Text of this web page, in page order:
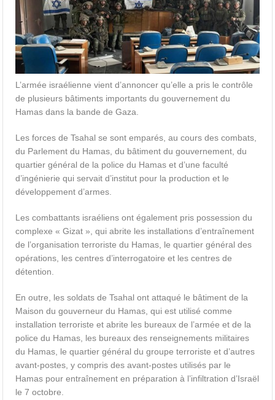
L’armée israélienne vient d’annoncer qu’elle a pris le contrôle
de plusieurs bâtiments importants du gouvernement du
Hamas dans la bande de Gaza.
Les forces de Tsahal se sont emparés, au cours des combats,
du Parlement du Hamas, du bâtiment du gouvernement, du
quartier général de la police du Hamas et d’une faculté
d’ingénierie qui servait d’institut pour la production et le
développement d’armes.
Les combattants israéliens ont également pris possession du
complexe « Gizat », qui abrite les installations d’entraînement
de l’organisation terroriste du Hamas, le quartier général des
opérations, les centres d’interrogatoire et les centres de
détention.
En outre, les soldats de Tsahal ont attaqué le bâtiment de la
Maison du gouverneur du Hamas, qui est utilisé comme
installation terroriste et abrite les bureaux de l’armée et de la
police du Hamas, les bureaux des renseignements militaires
du Hamas, le quartier général du groupe terroriste et d’autres
avant-postes, y compris des avant-postes utilisés par le
Hamas pour entraînement en préparation à l’infiltration d’Israël
le 7 octobre.